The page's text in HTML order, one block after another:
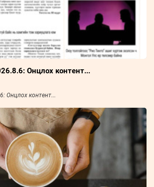
Онцлох контент...
Онцлох контент...